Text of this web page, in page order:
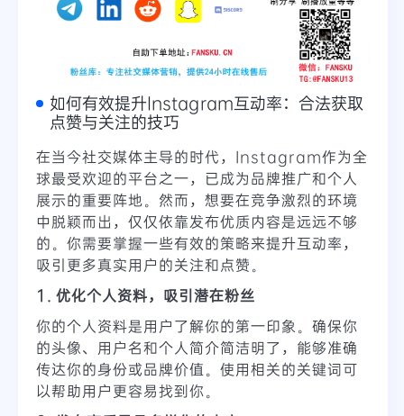
如何有效提升Instagram互动率：合法获取
点赞与关注的技巧
在当今社交媒体主导的时代，Instagram作为全
球最受欢迎的平台之一，已成为品牌推广和个人
展示的重要阵地。然而，想要在竞争激烈的环境
中脱颖而出，仅仅依靠发布优质内容是远远不够
的。你需要掌握一些有效的策略来提升互动率，
吸引更多真实用户的关注和点赞。
1. 优化个人资料，吸引潜在粉丝
你的个人资料是用户了解你的第一印象。确保你
的头像、用户名和个人简介简洁明了，能够准确
传达你的身份或品牌价值。使用相关的关键词可
以帮助用户更容易找到你。